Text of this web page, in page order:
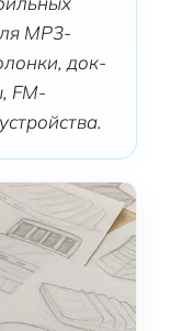
MP3-
док-
FM-